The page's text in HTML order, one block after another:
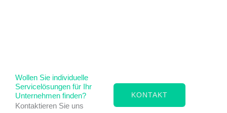
Wollen Sie individuelle
Servicelösungen für Ihr
Unternehmen finden?
Kontaktieren Sie uns
KONTAKT